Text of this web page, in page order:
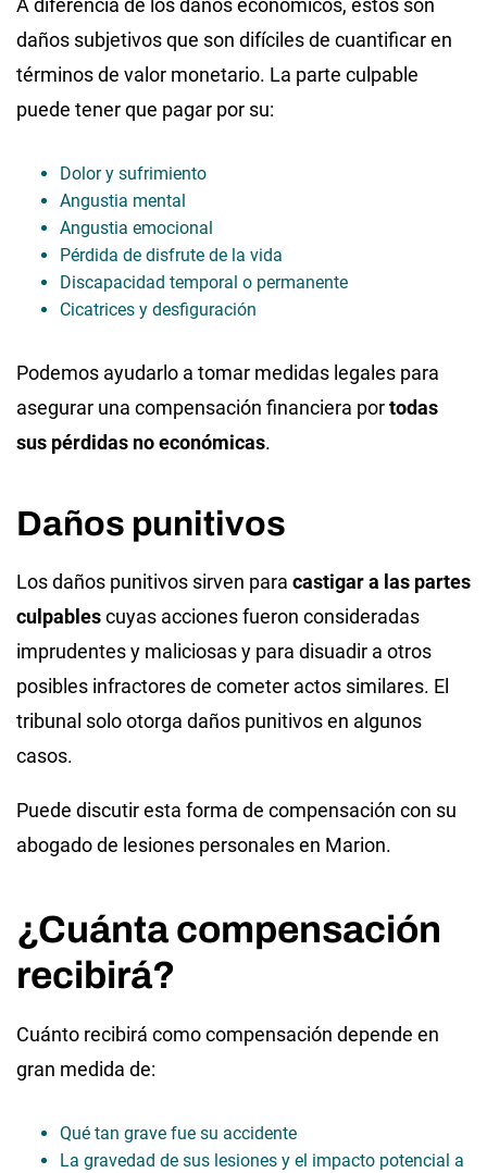
daños subjetivos que son difíciles de cuantificar en
términos de valor monetario. La parte culpable
puede tener que pagar por su:
Dolor y sufrimiento
Angustia mental
Angustia emocional
Pérdida de disfrute de la vida
Discapacidad temporal o permanente
Cicatrices y desfiguración
Podemos ayudarlo a tomar medidas legales para
asegurar una compensación financiera portodas
sus pérdidas no económicas.
Daños punitivos
Los daños punitivos sirven para castigar a las partes
culpablescuyas acciones fueron consideradas
imprudentes y maliciosas y para disuadir a otros
posibles infractores de cometer actos similares. El
tribunal solo otorga daños punitivos en algunos
casos.
Puede discutir esta forma de compensación con su
abogado de lesiones personales en Marion.
¿Cuánta compensación
recibirá?
Cuánto recibirá como compensación depende en
gran medida de:
Qué tan grave fue su accidente
La gravedad de sus lesiones y el impacto potencial a